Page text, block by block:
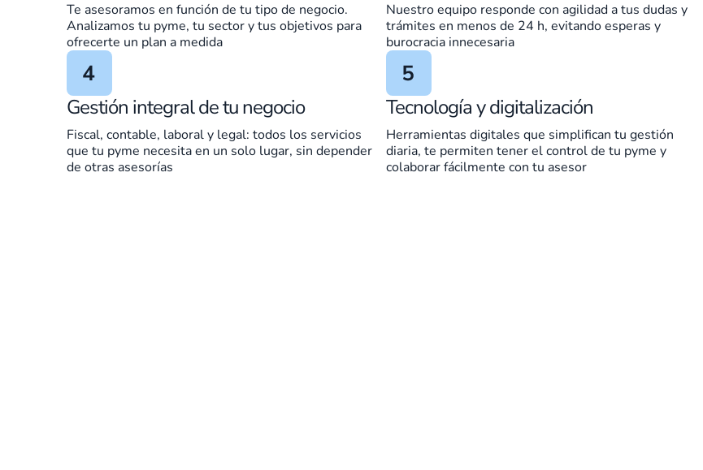
Te asesoramos en función de tu tipo de negocio.
Analizamos tu pyme, tu sector y tus objetivos para
ofrecerte un plan a medida
Nuestro equipo responde con agilidad a tus dudas y
trámites en menos de 24 h, evitando esperas y
burocracia innecesaria
Gestión integral de tu negocio
Fiscal, contable, laboral y legal: todos los servicios
que tu pyme necesita en un solo lugar, sin depender
de otras asesorías
Tecnología y digitalización
Herramientas digitales que simplifican tu gestión
diaria, te permiten tener el control de tu pyme y
colaborar fácilmente con tu asesor